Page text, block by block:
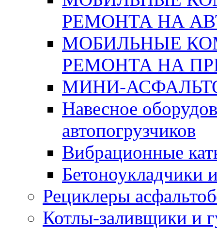
РЕМОНТА НА
МОБИЛЬНЫЕ
РЕМОНТА НА
МИНИ-
Навесное
автопогрузчиков
Вибрационные
Бетоноукладчики
Рециклеры
Котлы-заливщики и